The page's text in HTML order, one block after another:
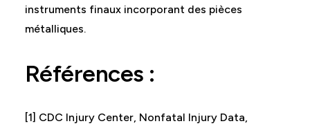
instruments finaux incorporant des pièces
métalliques.
Références :
[1] CDC Injury Center, Nonfatal Injury Data,